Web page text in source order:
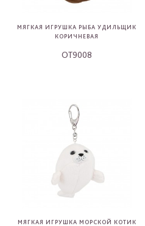
МЯГКАЯ ИГРУШКА РЫБА УДИЛЬЩИК
КОРИЧНЕВАЯ
OT9008
МЯГКАЯ ИГРУШКА МОРСКОЙ КОТИК